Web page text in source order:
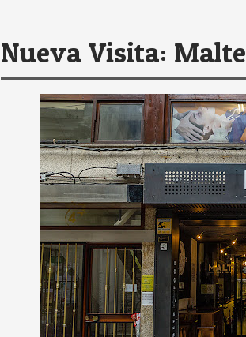
Nueva Visita: Malte